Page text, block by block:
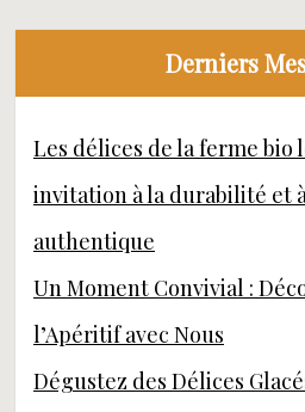
Derniers
Les délices de la ferme bio
invitation à la durabilité et
authentique
Un Moment Convivial :
l’Apéritif avec Nous
Dégustez des Délices